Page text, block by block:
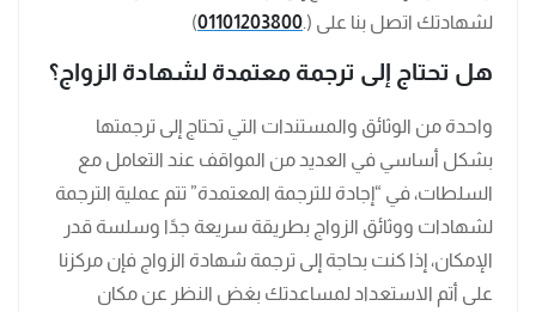
لشهادتك اتصل بنا على (.01101203800
)
هل تحتاج إلى ترجمة معتمدة لشهادة الزواج؟
واحدة من الوثائق والمستندات التي تحتاج إلى ترجمتها
بشكل أساسي في العديد من المواقف عند التعامل مع
السلطات، في “إجادة للترجمة المعتمدة” تتم عملية الترجمة
لشهادات ووثائق الزواج بطريقة سريعة جدًا وسلسة قدر
الإمكان، إذا كنت بحاجة إلى ترجمة شهادة الزواج فإن مركزنا
على أتم الاستعداد لمساعدتك بغض النظر عن مكان